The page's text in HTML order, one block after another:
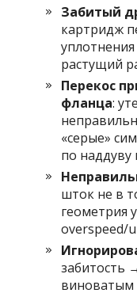
Забитый
картридж
растущий
Перекос
фланца:
«серые»
по наддуву
шток не в
геометрия
overspeed/
забитость
виноватым